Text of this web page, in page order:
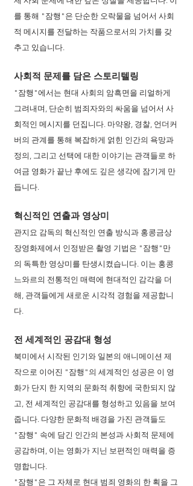
를 통해 "잠행"은 단순한 오락물을 넘어서 사회
적 메시지를 전달하는 작품으로서의 가치를 갖
추고 있습니다.
사회적 문제를 담은 스토리텔링
"잠행"에서는 현대 사회의 암흑면을 리얼하게
그려내며, 단순히 범죄자와의 싸움을 넘어서 사
회적인 메시지를 던집니다. 마약왕, 경찰, 언더커
버의 관계를 통해 복잡하게 얽힌 인간의 욕망과
정의, 그리고 선택에 대한 이야기는 관객들로 하
여금 영화가 끝난 후에도 깊은 생각에 잠기게 만
듭니다.
혁신적인 연출과 영상미
관지요 감독의 혁신적인 연출 방식과 홍콩금상
장영화제에서 인정받은 촬영 기법은 "잠행"만
의 독특한 영상미를 탄생시켰습니다. 이는 홍콩
느와르의 전통적인 매력에 현대적인 감각을 더
해, 관객들에게 새로운 시각적 경험을 제공합니
다.
전 세계적인 공감대 형성
북미에서 시작된 인기와 일본의 애니메이션 제
작으로 이어진 "잠행"의 세계적인 성공은 이 영
화가 단지 한 지역의 문화적 취향에 국한되지 않
고, 전 세계적인 공감대를 형성하고 있음을 보여
줍니다. 다양한 문화적 배경을 가진 관객들도
"잠행" 속에 담긴 인간의 본성과 사회적 문제에
공감하며, 이는 영화가 지닌 보편적인 매력을 증
명합니다.
"잠행"은 그 자체로 현대 범죄 영화의 한 획을 그